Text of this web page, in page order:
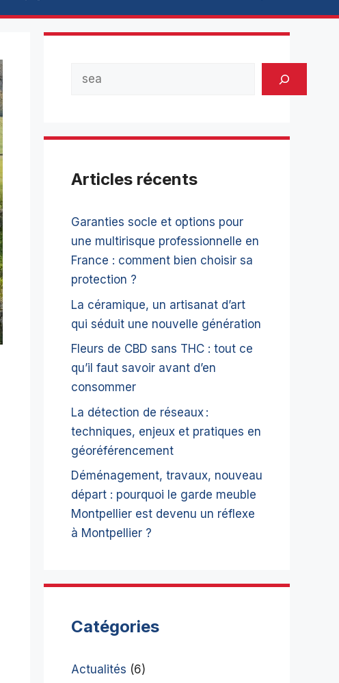
Articles récents
Garanties socle et options pour
une multirisque professionnelle en
France : comment bien choisir sa
protection ?
La céramique, un artisanat d’art
qui séduit une nouvelle génération
Fleurs de CBD sans THC : tout ce
qu’il faut savoir avant d’en
consommer
La détection de réseaux :
techniques, enjeux et pratiques en
géoréférencement
Déménagement, travaux, nouveau
départ : pourquoi le garde meuble
Montpellier est devenu un réflexe
à Montpellier ?
Catégories
Actualités (6)